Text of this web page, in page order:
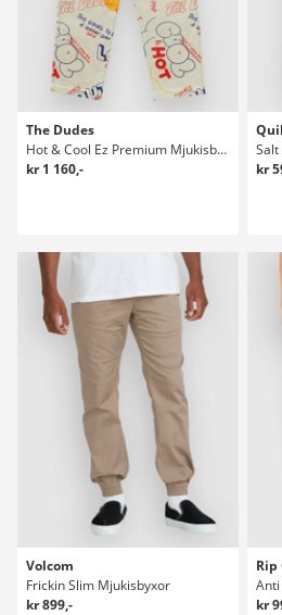
The Dudes
Hot & Cool Ez Premium Mjukisbyxor
kr 1 160,-
kr
Volcom
Frickin Slim Mjukisbyxor
kr 899,-
Rip
kr